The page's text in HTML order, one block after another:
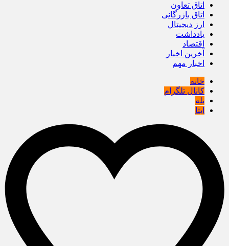
اتاق تعاون
اتاق بازرگانی
ارز دیجیتال
یادداشت
اقتصاد
آخرین اخبار
اخبار مهم
خانه
کانال تلگرام
بله
ایتا